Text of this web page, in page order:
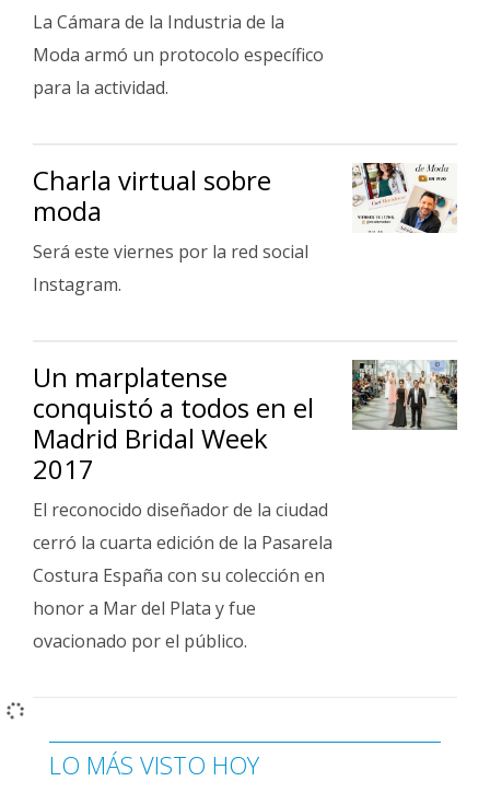
La Cámara de la Industria de la
Moda armó un protocolo específico
para la actividad.
Charla virtual sobre
moda
Será este viernes por la red social
Instagram.
Un marplatense
conquistó a todos en el
Madrid Bridal Week
2017
El reconocido diseñador de la ciudad
cerró la cuarta edición de la Pasarela
Costura España con su colección en
honor a Mar del Plata y fue
ovacionado por el público.
LO MÁS VISTO HOY